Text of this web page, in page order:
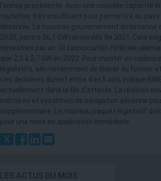
l'année précédente. Avec une nouvelle capacité
toutefois très insuffisant pour permettre au
décennie. Le nouveau gouvernement
2030, contre 56,1 GW raccordés fin 2021. Cela
terrestres par an. Or l'association fédérale
que 2,3 à 2,7 GW en 2022. Pour monter en
législatifs, afin notamment de libérer du foncier
ces dernières durent entre 4 et 5 ans, indique
actuellement dans la file d'attente. La révision
militaires et systèmes de navigation aérienne
supplémentaire. Le nouveau paquet légistatif
pour une mise en application immédiate.
LES ACTUS DU MOIS